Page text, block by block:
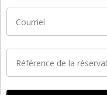
Courriel
Référence de la